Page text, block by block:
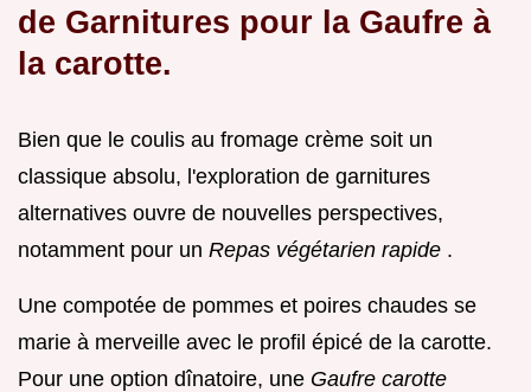
de Garnitures pour la Gaufre à
la carotte.
Bien que le coulis au fromage crème soit un
classique absolu, l'exploration de garnitures
alternatives ouvre de nouvelles perspectives,
notamment pour un Repas végétarien rapide .
Une compotée de pommes et poires chaudes se
marie à merveille avec le profil épicé de la carotte.
Pour une option dînatoire, une Gaufre carotte